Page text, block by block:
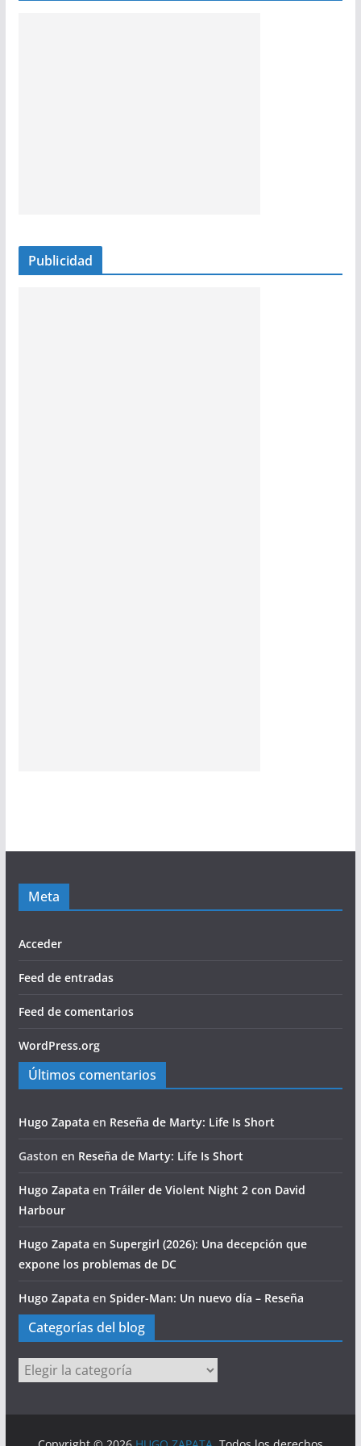
Publicidad
Meta
Acceder
Feed de entradas
Feed de comentarios
WordPress.org
Últimos comentarios
Hugo Zapata en Reseña de Marty: Life Is Short
Gaston en Reseña de Marty: Life Is Short
Hugo Zapata en Tráiler de Violent Night 2 con David
Harbour
Hugo Zapata en Supergirl (2026): Una decepción que
expone los problemas de DC
Hugo Zapata en Spider-Man: Un nuevo día – Reseña
Categorías del blog
Categorías
del